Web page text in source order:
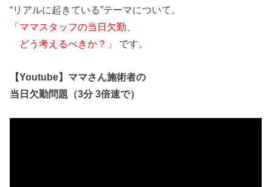
“リアルに起きている”テーマについて 。
「ママスタッフの当日欠勤
どう考えるべきか？」
です。
【Youtube】 ママさん施術者の
当日欠勤問題 （3分 3倍速で）